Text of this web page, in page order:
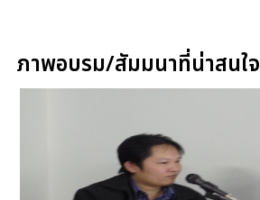
ภาพอบรม/สัมมนาที่น่าสนใจ